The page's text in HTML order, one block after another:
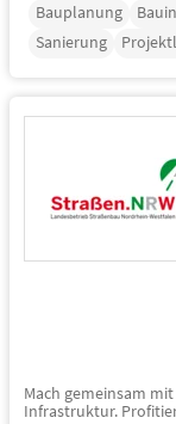
Bauplanung
Sanierung
Mach gemeinsam
Infrastruktur.